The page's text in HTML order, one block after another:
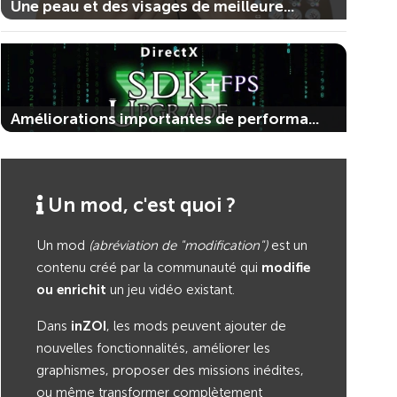
Une peau et des visages de meilleure...
Améliorations importantes de performa...
Un mod, c'est quoi ?
Un mod (abréviation de "modification")est un
contenu créé par la communauté qui modifie
ou enrichit un jeu vidéo existant.
Dans inZOI, les mods peuvent ajouter de
nouvelles fonctionnalités, améliorer les
graphismes, proposer des missions inédites,
ou même transformer complètement